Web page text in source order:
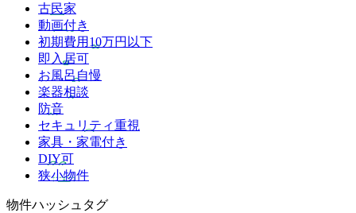
古民家
動画付き
初期費用10万円以下
即入居可
お風呂自慢
楽器相談
防音
セキュリティ重視
家具・家電付き
DIY可
狭小物件
物件ハッシュタグ